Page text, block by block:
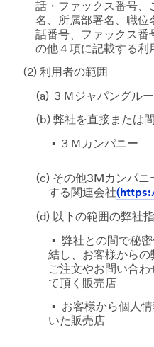
話・ファックス番号
名、所属部署名、職位
話番号、ファックス番
の他４項に記載する利
(2) 利用者の範囲
(a) ３Ｍジャパングル
(b) 弊社を直接または
３Ｍカンパニー
(c) その他3Mカンパニ
する関連会社
(d) 以下の範囲の弊社
弊社との間で秘
結し、お客様から
ご注文やお問い合
て頂く販売店
お客様から個人
いた販売店